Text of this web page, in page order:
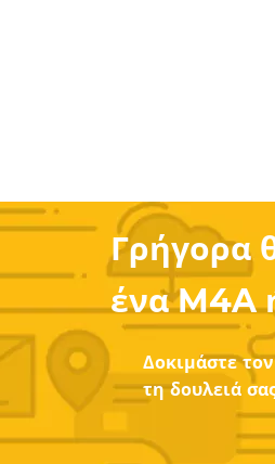
Γρήγορα
ένα M4A
Δοκιμάστε
τη δουλειά